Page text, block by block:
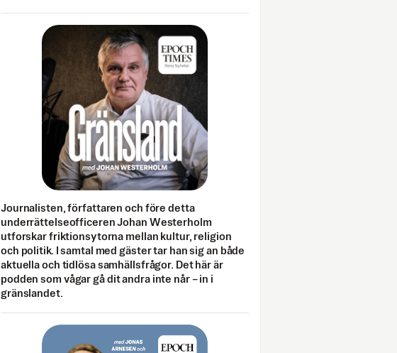
Journalisten, författaren och före detta
underrättelseofficeren Johan Westerholm
utforskar friktionsytorna mellan kultur, religion
och politik. I samtal med gäster tar han sig an både
aktuella och tidlösa samhällsfrågor. Det här är
podden som vågar gå dit andra inte når – in i
gränslandet.